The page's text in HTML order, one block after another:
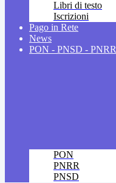
Libri di testo
Iscrizioni
Pago in Rete
News
PON - PNSD - PNRR
PON
PNRR
PNSD